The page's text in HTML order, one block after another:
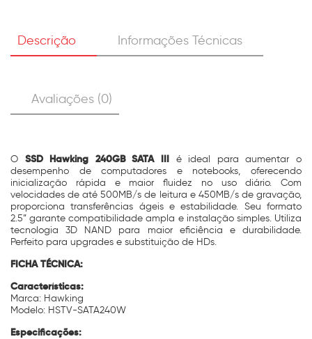
Descrição Informações Técnicas
Avaliações (0)
O SSD Hawking 240GB SATA III é ideal para aumentar o
desempenho de computadores e notebooks, oferecendo
inicialização rápida e maior fluidez no uso diário. Com
velocidades de até 500MB/s de leitura e 450MB/s de gravação,
proporciona transferências ágeis e estabilidade. Seu formato
2.5” garante compatibilidade ampla e instalação simples. Utiliza
tecnologia 3D NAND para maior eficiência e durabilidade.
Perfeito para upgrades e substituição de HDs.
FICHA TÉCNICA:
Características:
Marca: Hawking
Modelo: HSTV-SATA240W
Especificações: